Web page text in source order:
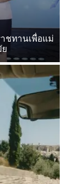
ชทานเพื่อแม่
ย